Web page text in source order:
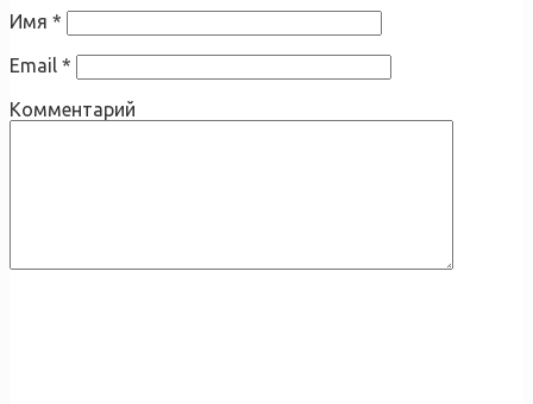
Имя *
Email *
Комментарий